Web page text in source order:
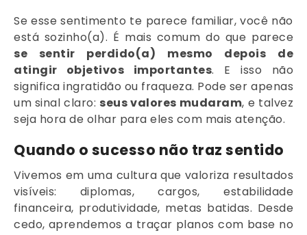
Se esse sentimento te parece familiar, você não
está sozinho(a). É mais comum do que parece
se sentir perdido(a) mesmo depois de
atingir objetivos importantes. E isso não
significa ingratidão ou fraqueza. Pode ser apenas
um sinal claro: seus valores mudaram, e talvez
seja hora de olhar para eles com mais atenção.
Quando o sucesso não traz sentido
Vivemos em uma cultura que valoriza resultados
visíveis: diplomas, cargos, estabilidade
financeira, produtividade, metas batidas. Desde
cedo, aprendemos a traçar planos com base no